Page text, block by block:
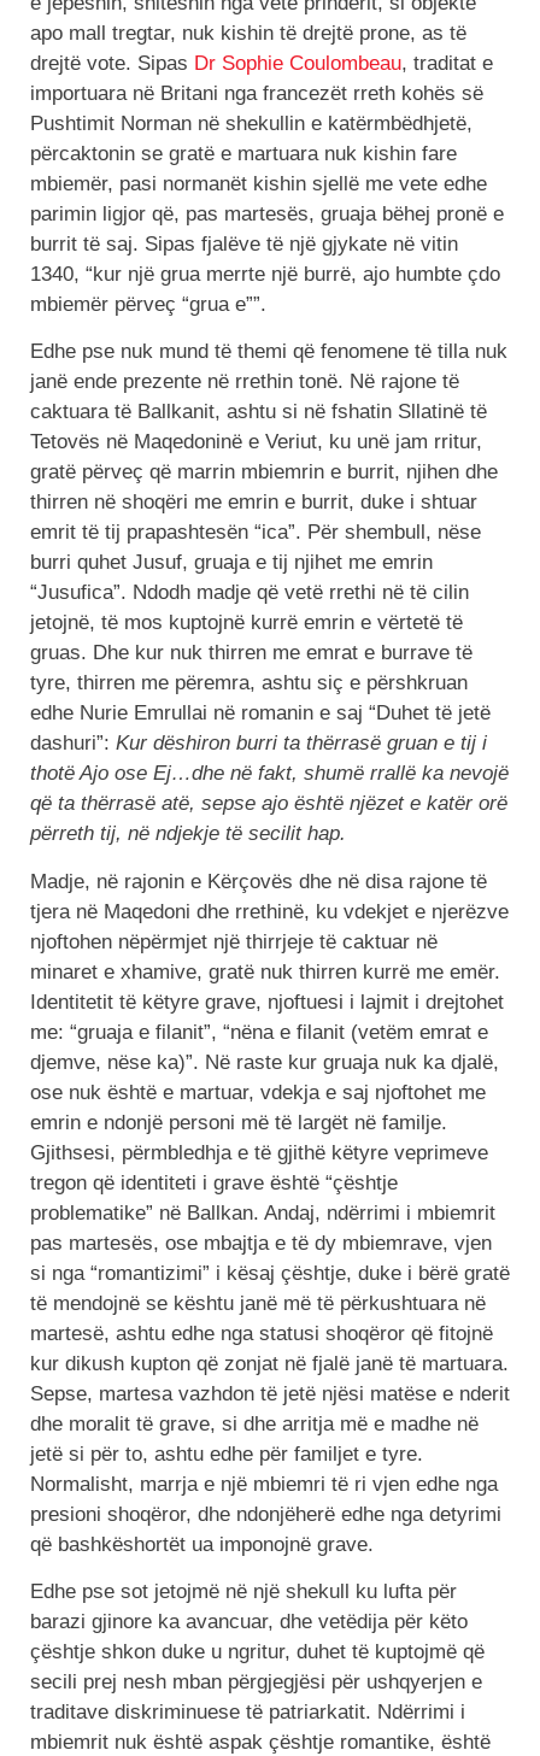
apo mall tregtar, nuk kishin të drejtë prone, as të
drejtë vote. Sipas Dr Sophie Coulombeau, traditat e
importuara në Britani nga francezët rreth kohës së
Pushtimit Norman në shekullin e katërmbëdhjetë,
përcaktonin se gratë e martuara nuk kishin fare
mbiemër, pasi normanët kishin sjellë me vete edhe
parimin ligjor që, pas martesës, gruaja bëhej pronë e
burrit të saj. Sipas fjalëve të një gjykate në vitin
1340, “kur një grua merrte një burrë, ajo humbte çdo
mbiemër përveç “grua e””.
Edhe pse nuk mund të themi që fenomene të tilla nuk
janë ende prezente në rrethin tonë. Në rajone të
caktuara të Ballkanit, ashtu si në fshatin Sllatinë të
Tetovës në Maqedoninë e Veriut, ku unë jam rritur,
gratë përveç që marrin mbiemrin e burrit, njihen dhe
thirren në shoqëri me emrin e burrit, duke i shtuar
emrit të tij prapashtesën “ica”. Për shembull, nëse
burri quhet Jusuf, gruaja e tij njihet me emrin
“Jusufica”. Ndodh madje që vetë rrethi në të cilin
jetojnë, të mos kuptojnë kurrë emrin e vërtetë të
gruas. Dhe kur nuk thirren me emrat e burrave të
tyre, thirren me përemra, ashtu siç e përshkruan
edhe Nurie Emrullai në romanin e saj “Duhet të jetë
dashuri”: Kur dëshiron burri ta thërrasë gruan e tij i
thotë Ajo ose Ej…dhe në fakt, shumë rrallë ka nevojë
që ta thërrasë atë, sepse ajo është njëzet e katër orë
përreth tij, në ndjekje të secilit hap.
Madje, në rajonin e Kërçovës dhe në disa rajone të
tjera në Maqedoni dhe rrethinë, ku vdekjet e njerëzve
njoftohen nëpërmjet një thirrjeje të caktuar në
minaret e xhamive, gratë nuk thirren kurrë me emër.
Identitetit të këtyre grave, njoftuesi i lajmit i drejtohet
me: “gruaja e filanit”, “nëna e filanit (vetëm emrat e
djemve, nëse ka)”. Në raste kur gruaja nuk ka djalë,
ose nuk është e martuar, vdekja e saj njoftohet me
emrin e ndonjë personi më të largët në familje.
Gjithsesi, përmbledhja e të gjithë këtyre veprimeve
tregon që identiteti i grave është “çështje
problematike” në Ballkan. Andaj, ndërrimi i mbiemrit
pas martesës, ose mbajtja e të dy mbiemrave, vjen
si nga “romantizimi” i kësaj çështje, duke i bërë gratë
të mendojnë se kështu janë më të përkushtuara në
martesë, ashtu edhe nga statusi shoqëror që fitojnë
kur dikush kupton që zonjat në fjalë janë të martuara.
Sepse, martesa vazhdon të jetë njësi matëse e nderit
dhe moralit të grave, si dhe arritja më e madhe në
jetë si për to, ashtu edhe për familjet e tyre.
Normalisht, marrja e një mbiemri të ri vjen edhe nga
presioni shoqëror, dhe ndonjëherë edhe nga detyrimi
që bashkëshortët ua imponojnë grave.
Edhe pse sot jetojmë në një shekull ku lufta për
barazi gjinore ka avancuar, dhe vetëdija për këto
çështje shkon duke u ngritur, duhet të kuptojmë që
secili prej nesh mban përgjegjësi për ushqyerjen e
traditave diskriminuese të patriarkatit. Ndërrimi i
mbiemrit nuk është aspak çështje romantike, është